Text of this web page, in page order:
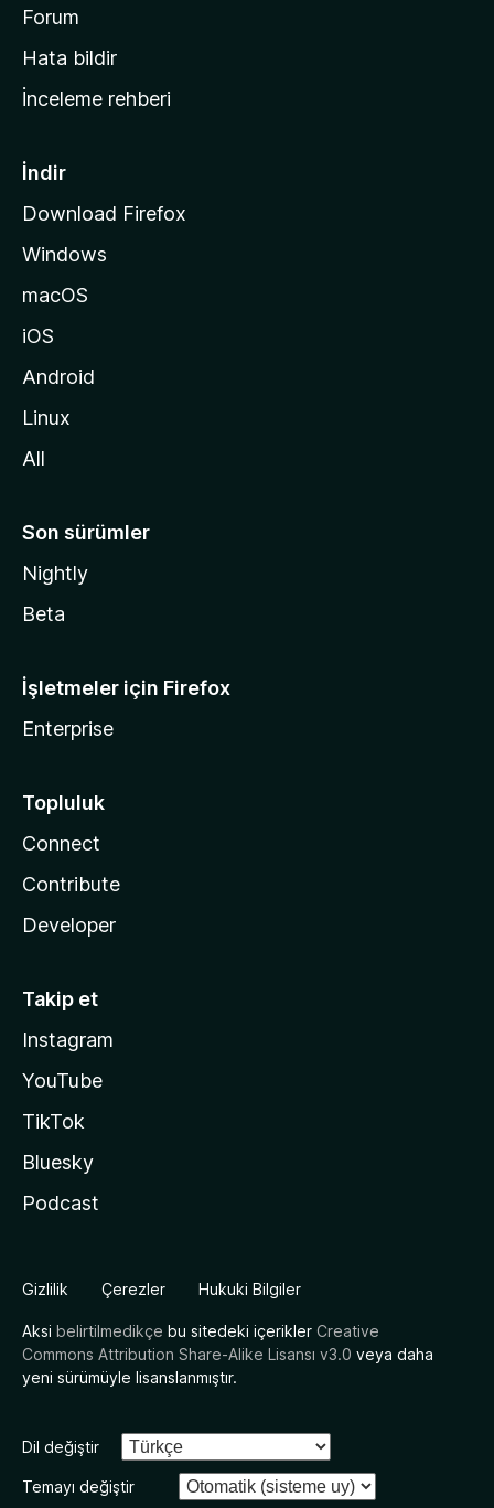
a
s
y
a
ı
n
i
d
Forum
Hata bildir
İnceleme rehberi
İndir
Download Firefox
Windows
macOS
iOS
Android
Linux
All
Son sürümler
Nightly
Beta
İşletmeler için Firefox
Enterprise
Topluluk
Connect
Contribute
Developer
Takip et
Instagram
YouTube
TikTok
Bluesky
Podcast
Gizlilik Çerezler Hukuki Bilgiler
Aksi belirtilmedikçe bu sitedeki içerikler Creative
Commons Attribution Share-Alike Lisansı v3.0 veya daha
yeni sürümüyle lisanslanmıştır.
Dil değiştir
Temayı değiştir